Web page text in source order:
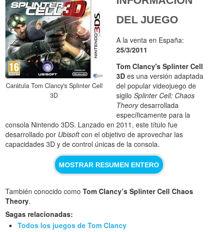
Carátula Tom Clancy's Splinter Cell
3D
DEL JUEGO
A la venta en España:
25/3/2011
Tom Clancy's Splinter Cell
3D es una versión adaptada
del popular videojuego de
sigiloSplinter Cell: Chaos
Theorydesarrollada
específicamente para la
consola Nintendo 3DS. Lanzado en 2011, este título fue
desarrollado por Ubisoftcon el objetivo de aprovechar las
capacidades 3D y de control únicas de la consola.
MOSTRAR RESUMEN ENTERO
También conocido comoTom Clancy’s Splinter Cell Chaos
Theory.
Sagas relacionadas:
Todos los juegos de Tom Clancy